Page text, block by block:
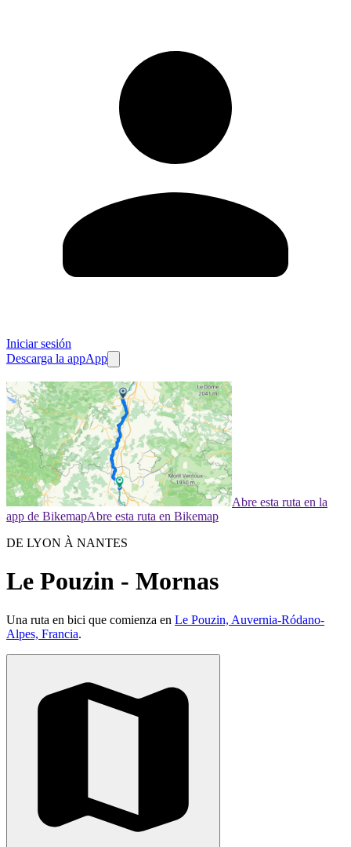
Iniciar sesión
Descarga la appApp
Abre esta ruta en la
app de BikemapAbre esta ruta en Bikemap
DE LYON À NANTES
Le Pouzin - Mornas
Una ruta en bici que comienza en Le Pouzin, Auvernia-Ródano-
Alpes, Francia.